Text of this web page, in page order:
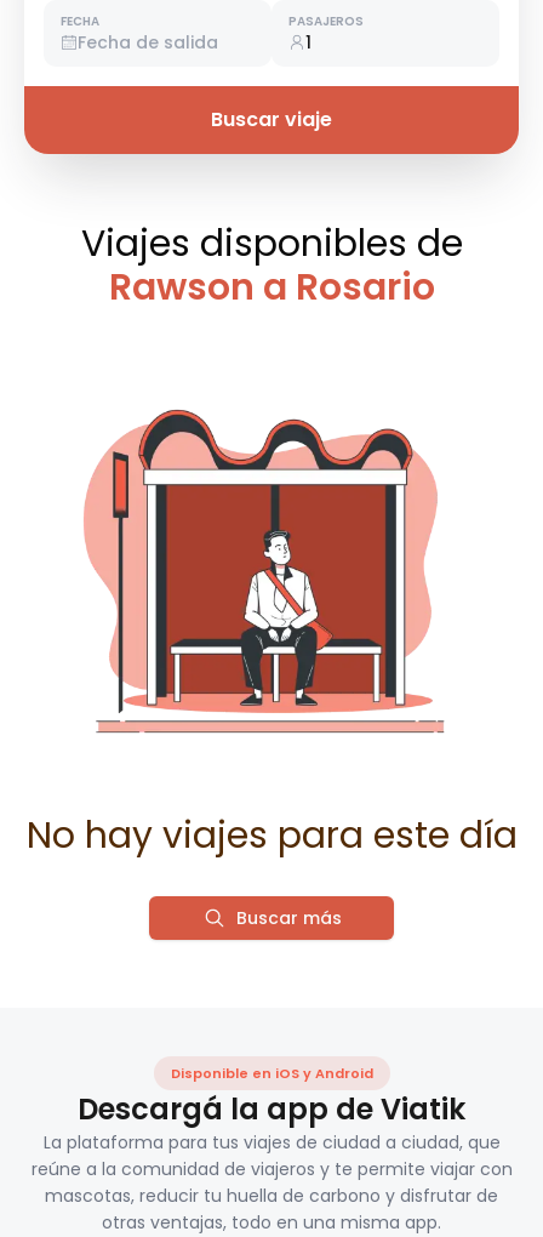
FECHA
Fecha de salida
PASAJEROS
1
Buscar viaje
Viajes disponibles de
Rawson a Rosario
No hay viajes para este día
Buscar más
Disponible en iOS y Android
Descargá la app de Viatik
La plataforma para tus viajes de ciudad a ciudad, que
reúne a la comunidad de viajeros y te permite viajar con
mascotas, reducir tu huella de carbono y disfrutar de
otras ventajas, todo en una misma app.